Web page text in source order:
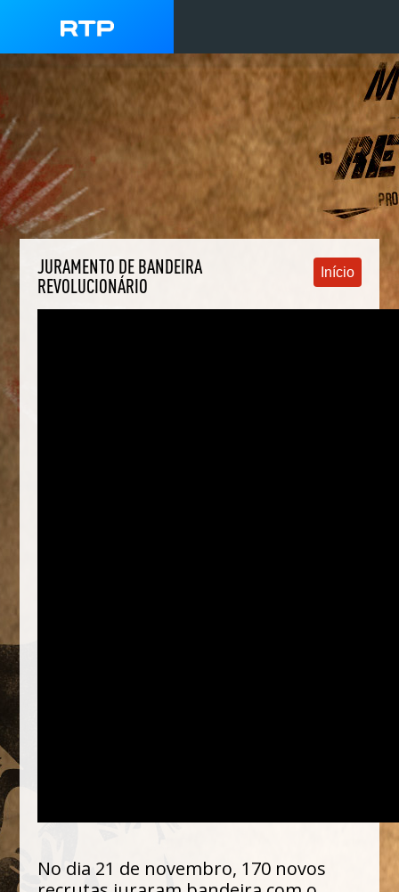
JURAMENTO DE BANDEIRA
REVOLUCIONÁRIO
Início
No dia 21 de novembro, 170 novos